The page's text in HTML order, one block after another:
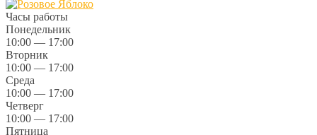
Часы работы
Понедельник
10:00 — 17:00
Вторник
10:00 — 17:00
Среда
10:00 — 17:00
Четверг
10:00 — 17:00
Пятница